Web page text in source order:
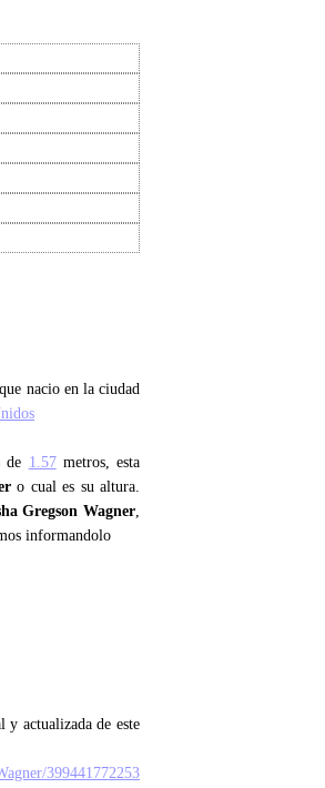
nacio en la ciudad
de 1.57metros, esta
o cual es su altura.
Gregson Wagner,
informandolo
actualizada de este
399441772253